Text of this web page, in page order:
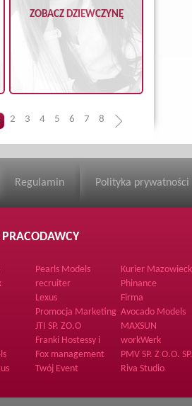
ZOBACZ DZIEWCZYNĘ
2 3 4 5 6 7 8
Regulamin Polityka prywatności
Pearls Models
Joanna Jankowska
Kurier
recruiter
clubs.dancers
agency
Phinance
Lexus Firma
Promocja Marketing Avocado Models
JTI SP. ZO.O MAXSUN
Franki Hostessy i
Poszukiwacze
Przodków
workWerk
Fox management PMV SP. Z O.O.
Twój Event Riva Studio